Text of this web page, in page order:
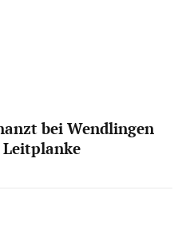
bei Wendlingen
Leitplanke